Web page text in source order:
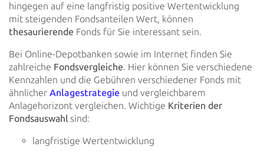
hingegen auf eine langfristig positive Wertentwicklung
mit steigenden Fondsanteilen Wert, können
thesaurierende Fonds für Sie interessant sein.
Bei Online-Depotbanken sowie im Internet finden Sie
zahlreiche Fondsvergleiche. Hier können Sie verschiedene
Kennzahlen und die Gebühren verschiedener Fonds mit
ähnlicher Anlagestrategie und vergleichbarem
Anlagehorizont vergleichen. Wichtige Kriterien der
Fondsauswahl sind:
langfristige Wertentwicklung